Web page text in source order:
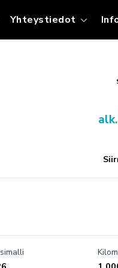
HANKINNAT
HUOLLON
Yhteystiedot
RAISIO
15, Raisio
alk.